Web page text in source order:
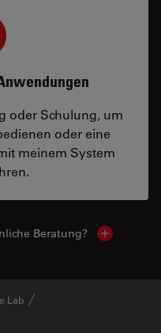
oder Schulung, um
oder eine
meinem System
Beratung? Show
Lab